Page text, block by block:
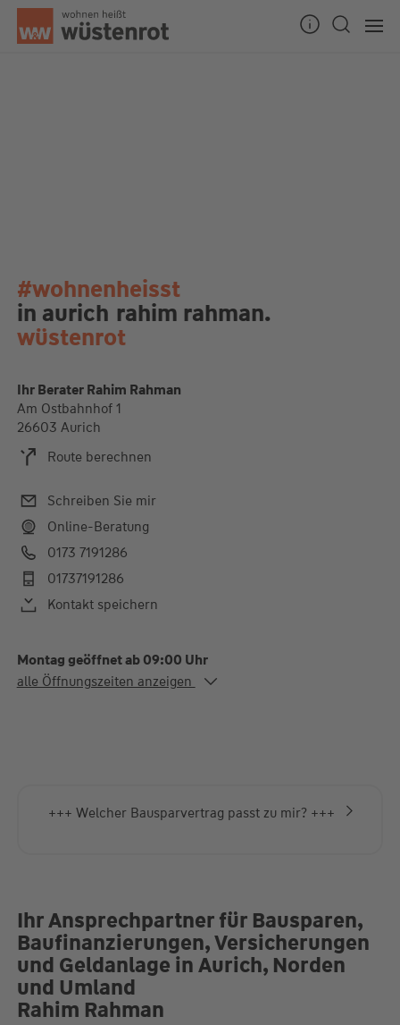
#wohnenheisst
in aurich rahim rahman.
wüstenrot
Ihr Berater Rahim Rahman
Am Ostbahnhof 1
26603 Aurich
Route berechnen
Schreiben Sie mir
Online-Beratung
0173 7191286
01737191286
Kontakt speichern
Montag geöffnet ab 09:00 Uhr
Alle Öffnungszeiten
alle Öffnungszeiten anzeigen
+++ Welcher Bausparvertrag passt zu mir? +++
Ihr Ansprechpartner für Bausparen,
Baufinanzierungen, Versicherungen
und Geldanlage in Aurich, Norden
und Umland
Rahim Rahman